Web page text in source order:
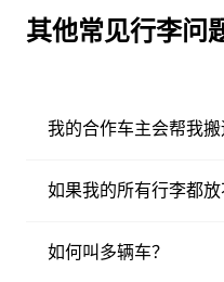
其他常见行李问
我的合作车主会帮我搬
如果我的所有行李都放
如何叫多辆车？